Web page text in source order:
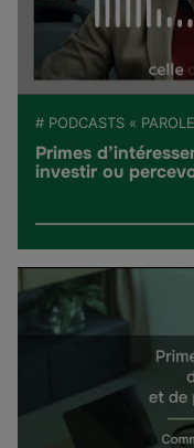
# PODCASTS « PAROLE
Primes
investir ou